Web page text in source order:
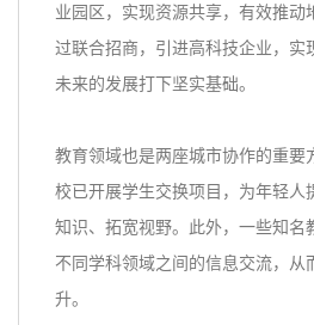
业园区，实现资源共享，有效推动
过联合招商，引进高科技企业，实
未来的发展打下坚实基础。
教育领域也是两座城市协作的重要
校已开展学生交换项目，为年轻人
知识、拓宽视野。此外，一些知名
不同学科领域之间的信息交流，从
升。